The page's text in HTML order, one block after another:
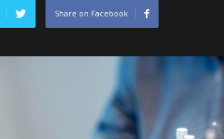
Share on Facebook